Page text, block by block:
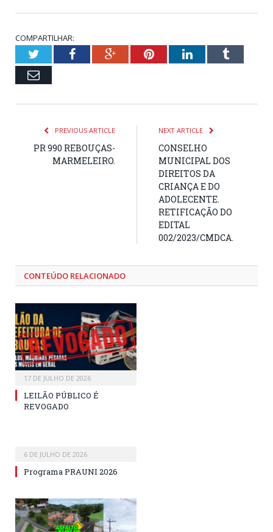
COMPARTILHAR:
TwitterFacebookGoogle+PinterestLinkedInTumblr
Email
PREVIOUS ARTICLE
PR 990 REBOUÇAS-
MARMELEIRO.
NEXT ARTICLE
CONSELHO
MUNICIPAL DOS
DIREITOS DA
CRIANÇA E DO
ADOLECENTE.
RETIFICAÇÃO DO
EDITAL
002/2023/CMDCA.
CONTEÚDO RELACIONADO
17 DE JULHO DE 2026
LEILÃO PÚBLICO É
REVOGADO
6 DE JULHO DE 2026
Programa PRAUNI 2026